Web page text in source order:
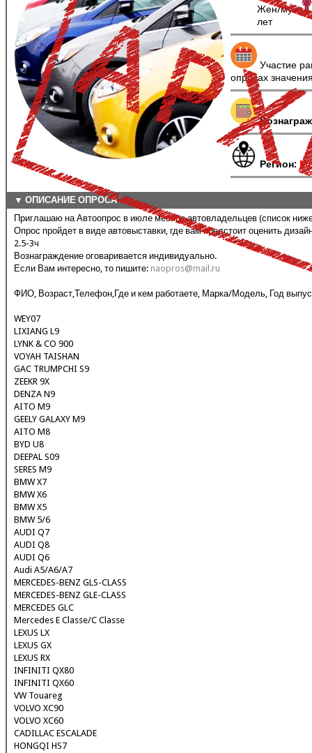
Жен/муж
лет
Участие
опросах
Регион:
▼ ОПИСАНИЕ ОПРОСА
Приглашаю на Автоопрос в июле месяце автовладельцев (список
Опрос пройдет в виде автовыставки, где вам предстоит оценить
2.5-3ч
Вознаграждение оговаривается индивидуально.
Если Вам интересно, то пишите: naopros@mail.ru
ФИО, Возраст,Телефон,Где и кем работаете, Марка/Модель, Год
WEY07
LIXIANG L9
LYNK & CO 900
VOYAH TAISHAN
GAC TRUMPCHI S9
ZEEKR 9X
DENZA N9
AITO M9
GEELY GALAXY M9
AITO M8
BYD U8
DEEPAL S09
SERES M9
BMW X7
BMW X6
BMW X5
BMW 5/6
AUDI Q7
AUDI Q8
AUDI Q6
Audi A5/A6/A7
MERCEDES-BENZ GLS-CLASS
MERCEDES-BENZ GLE-CLASS
MERCEDES GLC
Mercedes E Classe/C Classe
LEXUS LX
LEXUS GX
LEXUS RX
INFINITI QX80
INFINITI QX60
VW Touareg
VOLVO XC90
VOLVO XC60
CADILLAC ESCALADE
HONGQI HS7